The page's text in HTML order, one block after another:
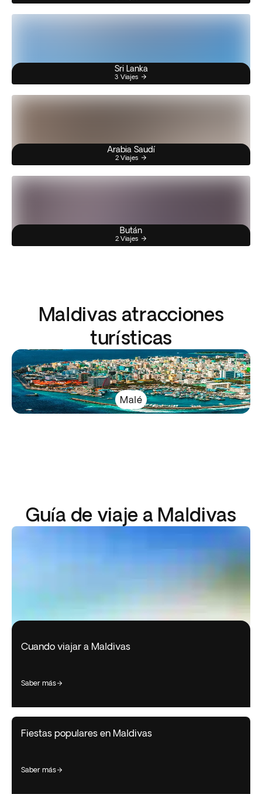
Sri Lanka
3 Viajes
Arabia Saudí
2 Viajes
Bután
2 Viajes
Maldivas atracciones
turísticas
Malé
Guía de viaje a Maldivas
Cuando viajar a Maldivas
saber más
Fiestas populares en Maldivas
saber más